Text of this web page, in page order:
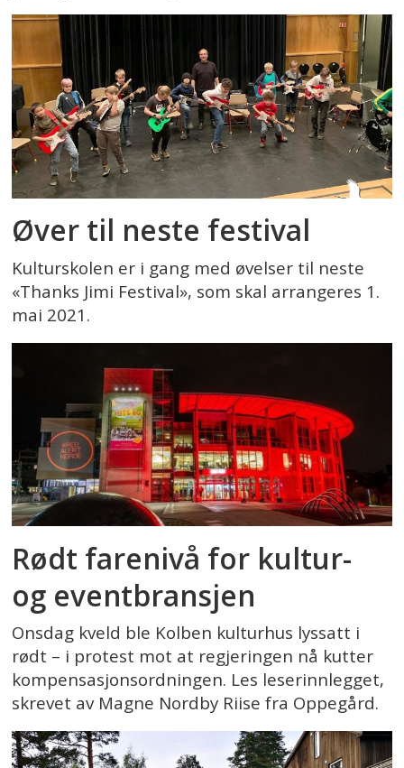
Øver til neste festival
Kulturskolen er i gang med øvelser til neste
«Thanks Jimi Festival», som skal arrangeres 1.
mai 2021.
Rødt farenivå for kultur-
og eventbransjen
Onsdag kveld ble Kolben kulturhus lyssatt i
rødt – i protest mot at regjeringen nå kutter
kompensasjonsordningen. Les leserinnlegget,
skrevet av Magne Nordby Riise fra Oppegård.